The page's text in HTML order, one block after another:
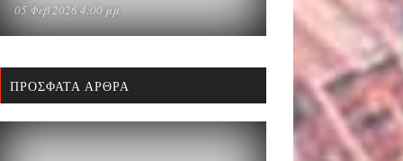
05 Φεβ 2026 4:00 μμ
ΠΡΌΣΦΑΤΑ ΆΡΘΡΑ